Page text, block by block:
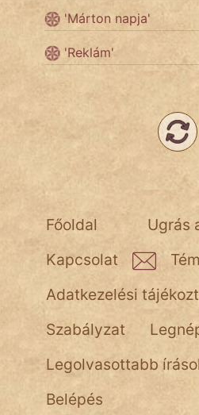
MAGYARSÁG
És
TÖRTÉNELEM
'Márton napja'
'Reklám'
Ugrás
Főoldal
Kapcsolat
Adatkezelési
Szabályzat
Legolvasottabb
Belépés